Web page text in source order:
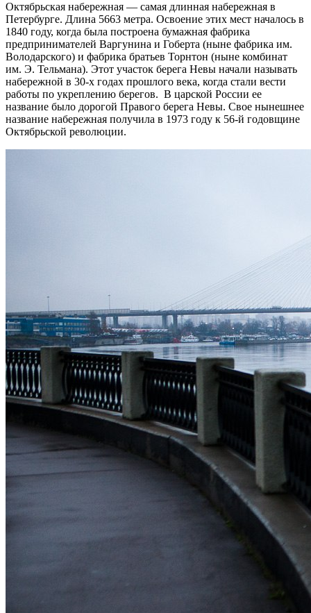
Октябрьская набережная — самая длинная набережная в
Петербурге. Длина 5663 метра. Освоение этих мест началось в
1840 году, когда была построена бумажная фабрика
предпринимателей Варгунина и Гоберта (ныне фабрика им.
Володарского) и фабрика братьев Торнтон (ныне комбинат
им. Э. Тельмана). Этот участок берега Невы начали называть
набережной в 30-х годах прошлого века, когда стали вести
работы по укреплению берегов. В царской России ее
название было дорогой Правого берега Невы. Свое нынешнее
название набережная получила в 1973 году к 56-й годовщине
Октябрьской революции.